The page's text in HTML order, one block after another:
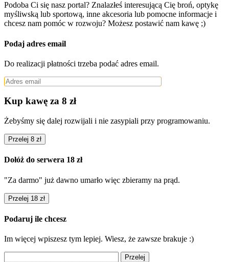
Podoba Ci się nasz portal? Znalazłeś interesującą Cię broń, optykę
myśliwską lub sportową, inne akcesoria lub pomocne informacje i
chcesz nam pomóc w rozwoju? Możesz postawić nam kawę ;)
Podaj adres email
Do realizacji płatności trzeba podać adres email.
Kup kawę za 8 zł
Żebyśmy się dalej rozwijali i nie zasypiali przy programowaniu.
Przelej 8 zł
Dołóż do serwera 18 zł
"Za darmo" już dawno umarło więc zbieramy na prąd.
Przelej 18 zł
Podaruj ile chcesz
Im więcej wpiszesz tym lepiej. Wiesz, że zawsze brakuje :)
Przelej